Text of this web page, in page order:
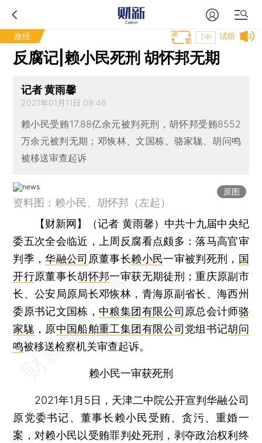
政经 试听
T中
反腐记|赖小民死刑 胡怀邦无期
记者 黄雨馨
2021年01月11日 09:46
赖小民受贿17.88亿余元被判死刑，胡怀邦受贿8552
万余元被判无期；邓恢林、文国栋、骆家駹、胡问鸣
被移送审查起诉
原图
资料图：赖小民、胡怀邦（左起）
【财新网】（记者 黄雨馨） 中共十九届中央纪
委五次全会临近，上周反腐看点颇多：落马高官审
判季，华融公司 原董事长赖小民一审被判死刑， 国
开行原董事长胡怀邦一审获无期徒刑；重庆原副市
长、公安局原局长邓恢林，青海原副省长、海西州
委原书记文国栋， 中粮集团有限公司 原总会计师骆
家駹 ，原中国船舶重工集团有限公司 党组书记胡问
鸣被移送检察机关审查起诉。
赖小民一审获死刑
2021年1月5日，天津二中院公开宣判华融公司
原党委书记、董事长赖小民受贿、贪污、重婚一
案，对赖小民以受贿罪判处死刑，剥夺政治权利终